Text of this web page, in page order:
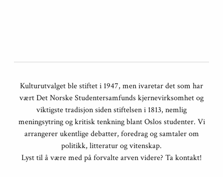
Kulturutvalget ble stiftet i 1947, men ivaretar det som har
vært Det Norske Studentersamfunds kjernevirksomhet og
viktigste tradisjon siden stiftelsen i 1813, nemlig
meningsytring og kritisk tenkning blant Oslos studenter. Vi
arrangerer ukentlige debatter, foredrag og samtaler om
politikk, litteratur og vitenskap.
Lyst til å være med på forvalte arven videre? Ta kontakt!